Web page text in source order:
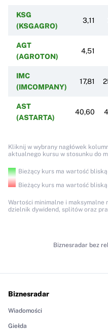
KSG
(KSGAGRO)
3,11
AGT
(AGROTON)
4,51
IMC
(IMCOMPANY)
17,81
AST
(ASTARTA)
40,60
Kliknij w wybrany nagłówek
aktualnego kursu w stosunku do
Bieżący kurs ma wartość
Bieżący kurs ma wartość
Wartości minimalne i
dzielnik dywidend, splitów oraz
Biznesradar bez
Biznesradar
Wiadomości
Giełda